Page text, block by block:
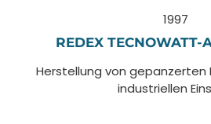
1997
REDEX TECNOWATT-
Herstellung von gepanzerten
industriellen